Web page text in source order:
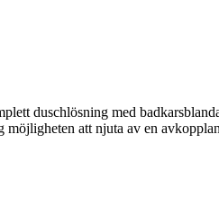
duschlösning med
att njuta av en